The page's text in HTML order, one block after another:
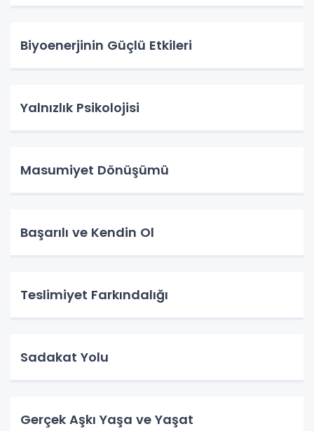
Biyoenerjinin Güçlü Etkileri
Yalnızlık Psikolojisi
Masumiyet Dönüşümü
Başarılı ve Kendin Ol
Teslimiyet Farkındalığı
Sadakat Yolu
Gerçek Aşkı Yaşa ve Yaşat